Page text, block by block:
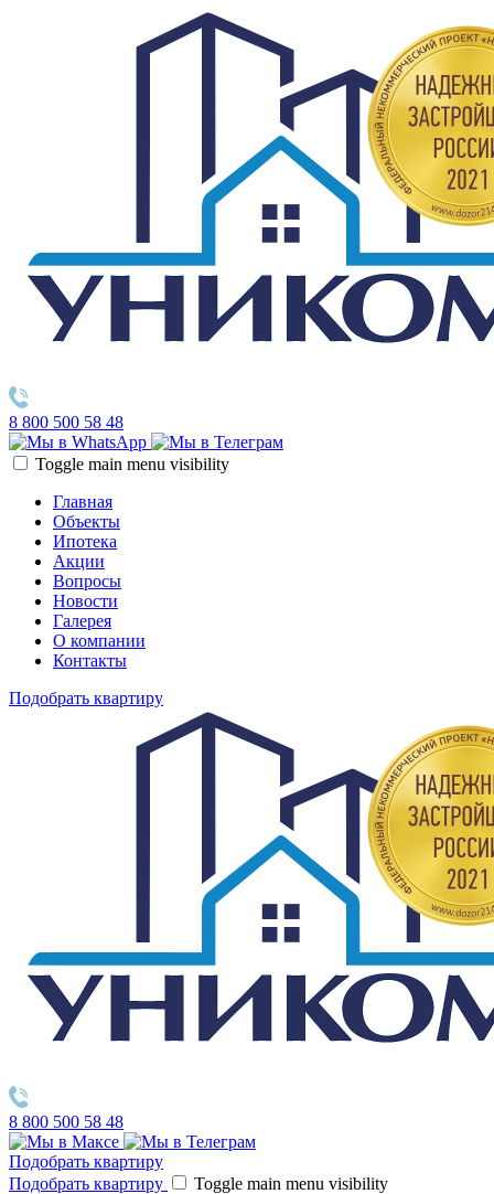
8 800 500 58 48
Toggle main menu visibility
Главная
Объекты
Ипотека
Акции
Вопросы
Новости
Галерея
О компании
Контакты
Подобрать квартиру
8 800 500 58 48
Подобрать квартиру
Подобрать квартиру
Toggle main menu visibility